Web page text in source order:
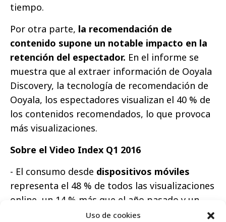
Uso de cookies
tiempo.
Por otra parte, la recomendación de
contenido supone un notable impacto en la
retención del espectador. En el informe se
muestra que al extraer información de Ooyala
Discovery, la tecnología de recomendación de
Ooyala, los espectadores visualizan el 40 % de
los contenidos recomendados, lo que provoca
más visualizaciones.
Sobre el Video Index Q1 2016
- El consumo desde dispositivos móviles
representa el 48 % de todos las visualizaciones
online, un 14 % más que el año pasado y un
129 % más que en el año 2014.